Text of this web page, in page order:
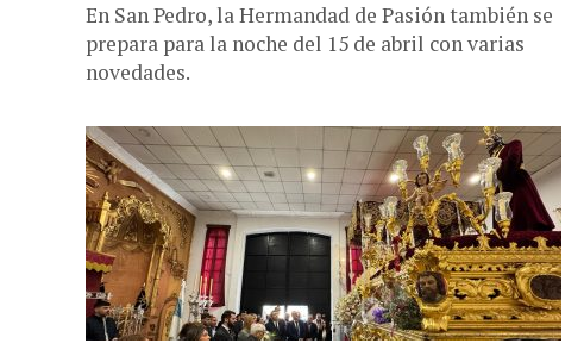
En San Pedro, la Hermandad de Pasión también se
prepara para la noche del 15 de abril con varias
novedades.